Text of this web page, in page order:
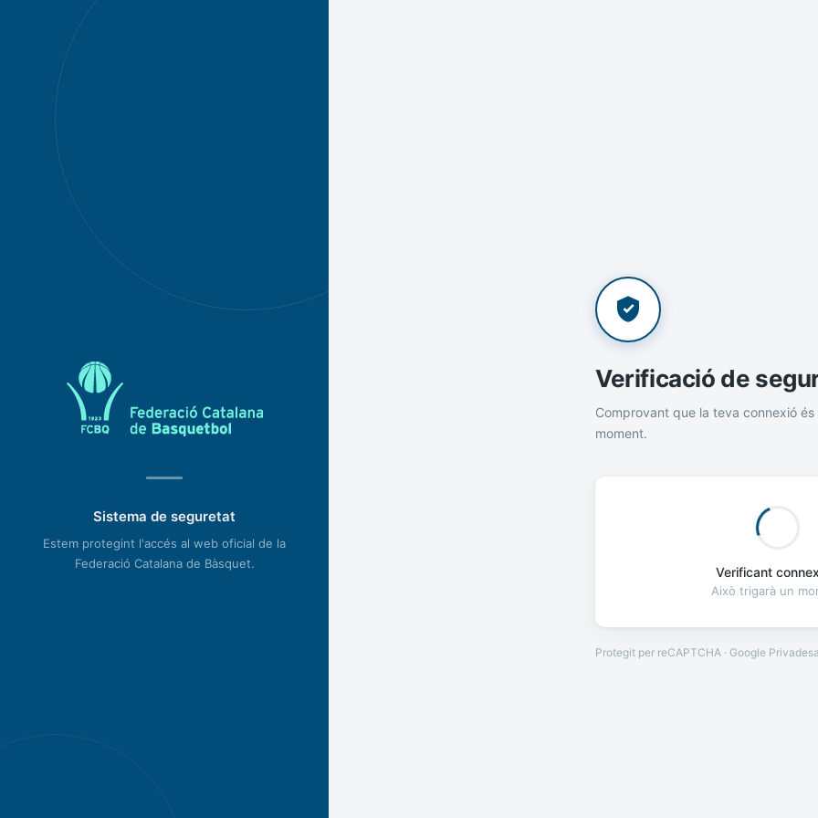
Sistema de seguretat
Estem protegint l'accés al web oficial de la
Federació Catalana de Bàsquet.
Verificació de
Comprovant que la teva connexió és
moment.
Verificant
Això trigarà un
Protegit per reCAPTCHA · Google Privadesa